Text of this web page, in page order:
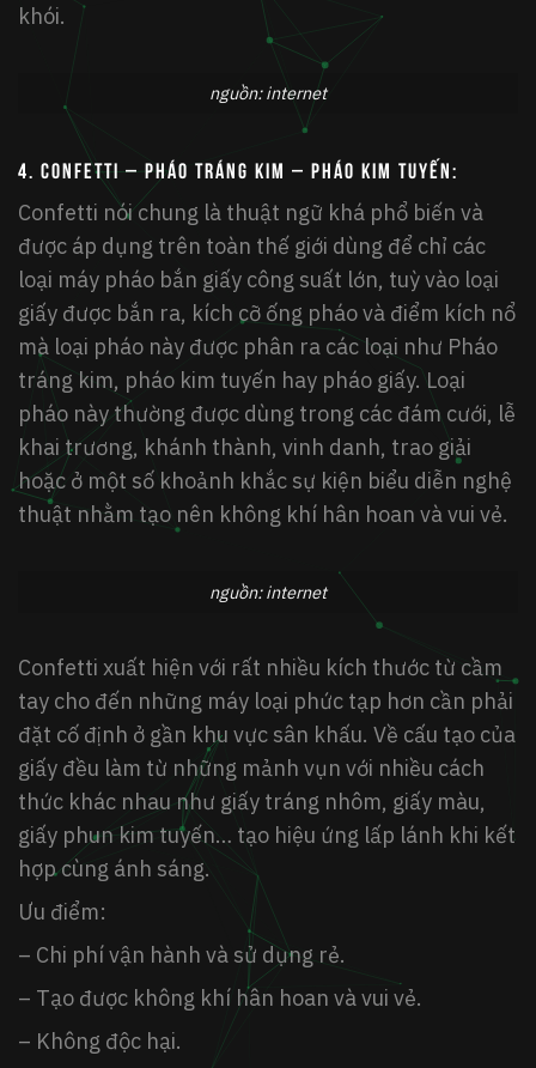
khói.
nguồn: internet
4. CONFETTI – Pháo tráng kim – Pháo kim tuyến:
Confetti nói chung là thuật ngữ khá phổ biến và
được áp dụng trên toàn thế giới dùng để chỉ các
loại máy pháo bắn giấy công suất lớn, tuỳ vào loại
giấy được bắn ra, kích cỡ ống pháo và điểm kích nổ
mà loại pháo này được phân ra các loại như Pháo
tráng kim, pháo kim tuyến hay pháo giấy. Loại
pháo này thường được dùng trong các đám cưới, lễ
khai trương, khánh thành, vinh danh, trao giải
hoặc ở một số khoảnh khắc sự kiện biểu diễn nghệ
thuật nhằm tạo nên không khí hân hoan và vui vẻ.
nguồn: internet
Confetti xuất hiện với rất nhiều kích thước từ cầm
tay cho đến những máy loại phức tạp hơn cần phải
đặt cố định ở gần khu vực sân khấu. Về cấu tạo của
giấy đều làm từ những mảnh vụn với nhiều cách
thức khác nhau như giấy tráng nhôm, giấy màu,
giấy phun kim tuyến… tạo hiệu ứng lấp lánh khi kết
hợp cùng ánh sáng.
Ưu điểm:
– Chi phí vận hành và sử dụng rẻ.
– Tạo được không khí hân hoan và vui vẻ.
– Không độc hại.